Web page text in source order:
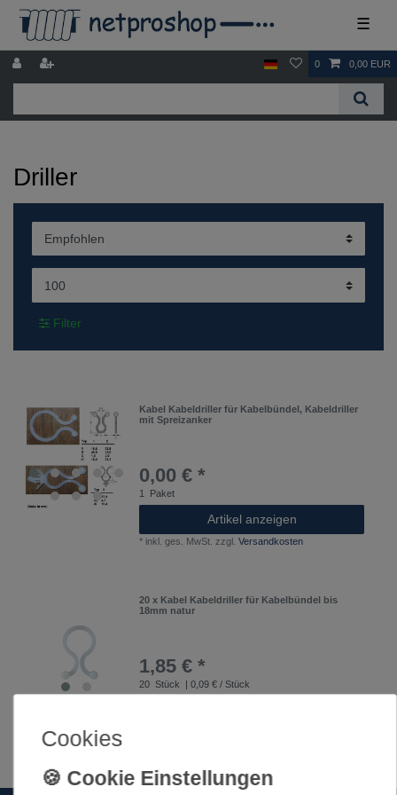
☰
0 0,00 EUR
Driller
Filter
Kabel Kabeldriller für Kabelbündel, Kabeldriller
mit Spreizanker
0,00 € *
1 Paket
Artikel anzeigen
* inkl. ges. MwSt. zzgl.Versandkosten
20 x Kabel Kabeldriller für Kabelbündel bis
18mm natur
1,85 € *
20 Stück | 0,09 € / Stück
Cookies